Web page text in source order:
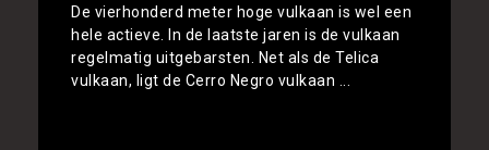
De vierhonderd meter hoge vulkaan is wel een
hele actieve. In de laatste jaren is de vulkaan
regelmatig uitgebarsten. Net als de Telica
vulkaan, ligt de Cerro Negro vulkaan ...